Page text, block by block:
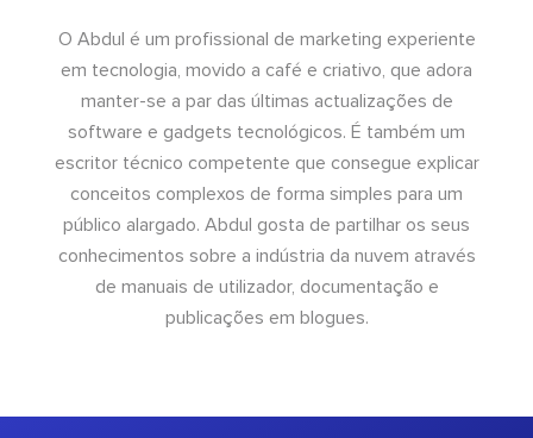
O Abdul é um profissional de marketing experiente
em tecnologia, movido a café e criativo, que adora
manter-se a par das últimas actualizações de
software e gadgets tecnológicos. É também um
escritor técnico competente que consegue explicar
conceitos complexos de forma simples para um
público alargado. Abdul gosta de partilhar os seus
conhecimentos sobre a indústria da nuvem através
de manuais de utilizador, documentação e
publicações em blogues.